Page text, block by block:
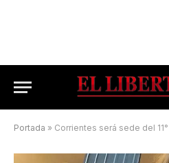
Portada » Corrientes será sede del 11°